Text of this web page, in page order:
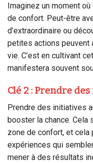
Imaginez un moment
de confort. Peut-être
d’extraordinaire ou
petites actions peuvent
vie. C’est en cultivant
manifestera souvent
Clé 2 : Prendre
Prendre des initiatives
booster la chance.
zone de confort, et cela
expériences qui
mener à des résultats